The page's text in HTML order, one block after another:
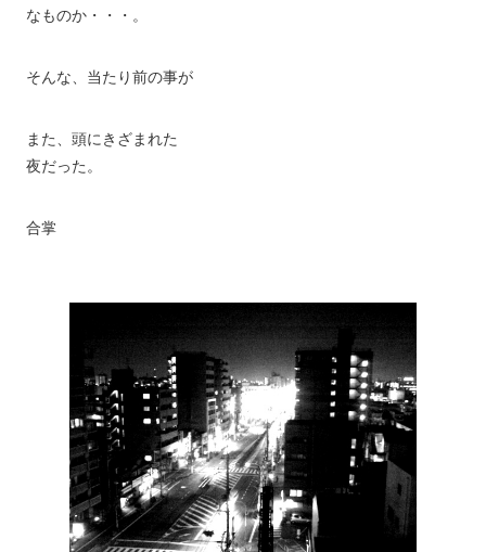
なものか・・・。
そんな、当たり前の事が
また、頭にきざまれた
夜だった。
合掌